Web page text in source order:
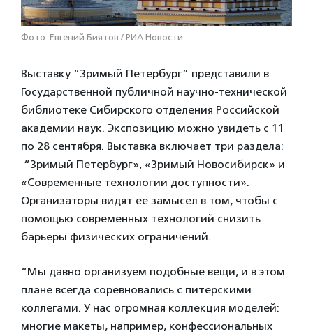
Фото: Евгений Биятов / РИА Новости
Выставку “Зримый Петербург” представили в
Государственной публичной научно-технической
библиотеке Сибирского отделения Российской
академии наук. Экспозицию можно увидеть с 11
по 28 сентября. Выставка включает три раздела:
“Зримый Петербург», «Зримый Новосибирск» и
«Современные технологии доступности».
Организаторы видят ее замысел в том, чтобы с
помощью современных технологий снизить
барьеры физических ограничений.
“Мы давно организуем подобные вещи, и в этом
плане всегда соревновались с питерскими
коллегами. У нас огромная коллекция моделей:
многие макеты, например, конфессиональных